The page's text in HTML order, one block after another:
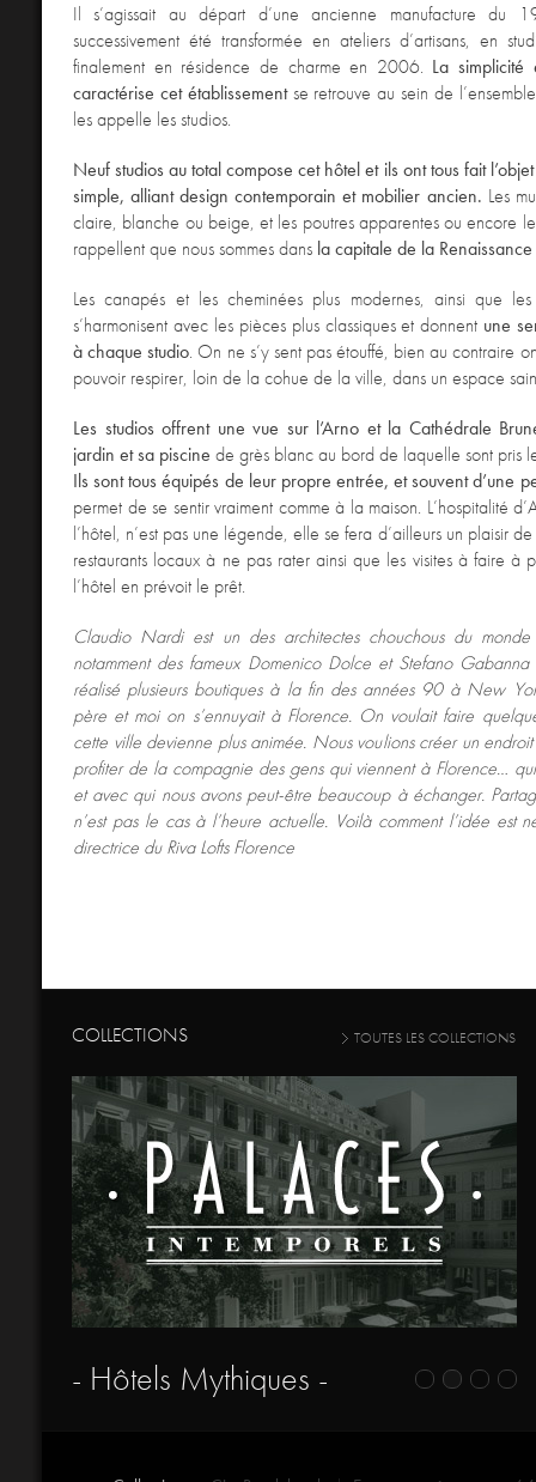
Il s’agissait au départ d’une ancienne manufacture du
successivement été transformée en ateliers d’artisans, en
finalement en résidence de charme en 2006. La simplicité
caractérise cet établissementse retrouve au sein de
les appelle les studios.
Neuf studios au total compose cet hôtel et ils ont tous fait
simple, alliant design contemporain et mobilier ancien. Les
claire, blanche ou beige, et les poutres apparentes ou encore
rappellent que nous sommes dans la capitale de la
Les canapés et les cheminées plus modernes, ainsi que les
s’harmonisent avec les pièces plus classiques et donnent une
à chaque studio. On ne s’y sent pas étouffé, bien au contraire
pouvoir respirer, loin de la cohue de la ville, dans un espace
Les studios offrent une vue sur l’Arno et la Cathédrale
jardin et sa piscine de grès blanc au bord de laquelle sont pris
Ils sont tous équipés de leur propre entrée, et souvent d’une
permet de se sentir vraiment comme à la maison. L’hospitalité
l’hôtel, n’est pas une légende, elle se fera d’ailleurs un plaisir
restaurants locaux à ne pas rater ainsi que les visites à faire à
l’hôtel en prévoit le prêt.
Claudio Nardi est un des architectes chouchous du
notamment des fameux Domenico Dolce et Stefano
réalisé plusieurs boutiques à la fin des années 90 à New
père et moi on s’ennuyait à Florence. On voulait faire
cette ville devienne plus animée. Nous voulions créer un
profiter de la compagnie des gens qui viennent à Florence…
et avec qui nous avons peut-être beaucoup à échanger.
n’est pas le cas à l’heure actuelle. Voilà comment l’idée est
directrice du Riva Lofts Florence
COLLECTIONS TOUTES LES COLLECTIONS
- Hôtels Mythiques -